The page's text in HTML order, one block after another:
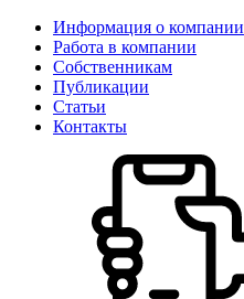
Информация о компании
Работа в компании
Собственникам
Публикации
Статьи
Контакты